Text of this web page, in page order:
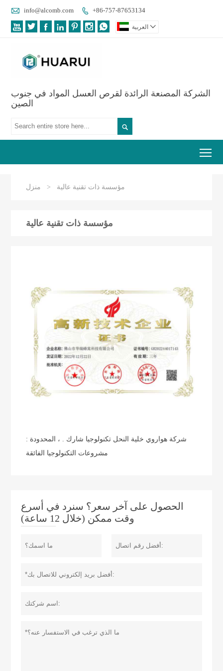
 info@alcomb.com  +86-757-87653134
       العربية 
الشركة المصنعة الرائدة لقرص العسل المواد في جنوب
الصين

منزل > مؤسسة ذات تقنية عالية
مؤسسة ذات تقنية عالية
شركة هواروي خلية النحل تكنولوجيا شارك . ، المحدودة :
مشروعات التكنولوجيا الفائقة
الحصول على آخر سعر؟ سنرد في أسرع
وقت ممكن (خلال 12 ساعة)